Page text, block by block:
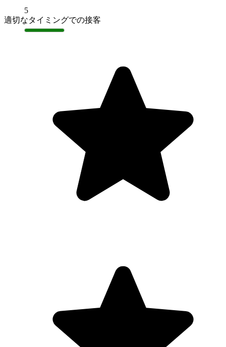
5
適切なタイミングでの接客